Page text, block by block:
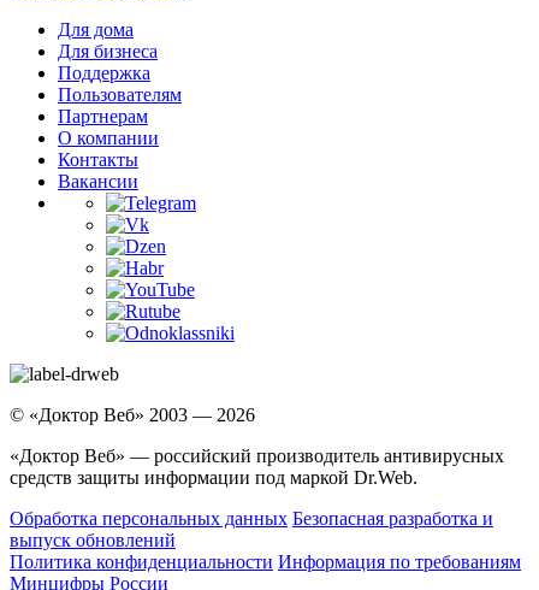
Для дома
Для бизнеса
Поддержка
Пользователям
Партнерам
О компании
Контакты
Вакансии
© «Доктор Веб» 2003 — 2026
«Доктор Веб» — российский производитель антивирусных
средств защиты информации под маркой Dr.Web.
Обработка персональных данных Безопасная разработка и
выпуск обновлений
Политика конфиденциальности Информация по требованиям
Минцифры России